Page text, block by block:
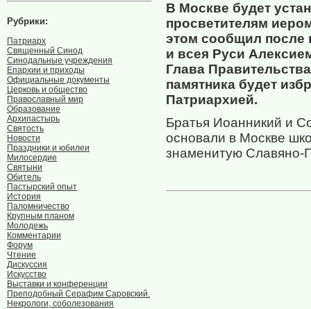
Рубрики:
Патриарх
Священный Синод
Синодальные учреждения
Епархии и приходы
Официальные документы
Церковь и общество
Православный мир
Образование
Архипастырь
Святость
Новости
Праздники и юбилеи
Милосердие
Святыни
Обитель
Пастырский опыт
История
Паломничество
Крупным планом
Молодежь
Комментарии
Форум
Чтение
Дискуссия
Искусство
Выставки и конференции
Преподобный Серафим Саровский.
Некрологи, соболезования
В Москве будет
просветителям
этом сообщил после
и всея Руси
Глава
памятника будет
Патриархией.
Братья Иоанникий и
основали в Москве
знаменитую Славяно-